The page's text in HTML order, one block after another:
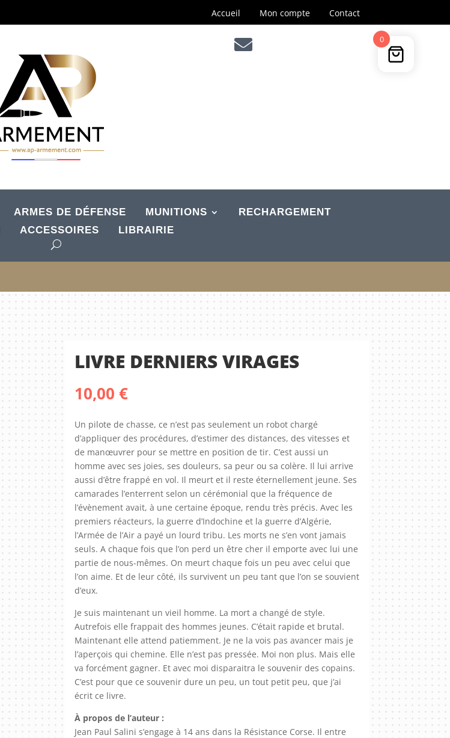
Accueil Mon compte Contact

ARMES DE DÉFENSE MUNITIONS
RECHARGEMENT
ACCESSOIRES LIBRAIRIE
LIVRE DERNIERS VIRAGES
10,00 €
Un pilote de chasse, ce n’est pas seulement un robot chargé
d’appliquer des procédures, d’estimer des distances, des vitesses et
de manœuvrer pour se mettre en position de tir. C’est aussi un
homme avec ses joies, ses douleurs, sa peur ou sa colère. Il lui arrive
aussi d’être frappé en vol. Il meurt et il reste éternellement jeune. Ses
camarades l’enterrent selon un cérémonial que la fréquence de
l’évènement avait, à une certaine époque, rendu très précis. Avec les
premiers réacteurs, la guerre d’Indochine et la guerre d’Algérie,
l’Armée de l’Air a payé un lourd tribu. Les morts ne s’en vont jamais
seuls. A chaque fois que l’on perd un être cher il emporte avec lui une
partie de nous-mêmes. On meurt chaque fois un peu avec celui que
l’on aime. Et de leur côté, ils survivent un peu tant que l’on se souvient
d’eux.
Je suis maintenant un vieil homme. La mort a changé de style.
Autrefois elle frappait des hommes jeunes. C’était rapide et brutal.
Maintenant elle attend patiemment. Je ne la vois pas avancer mais je
l’aperçois qui chemine. Elle n’est pas pressée. Moi non plus. Mais elle
va forcément gagner. Et avec moi disparaitra le souvenir des copains.
C’est pour que ce souvenir dure un peu, un tout petit peu, que j’ai
écrit ce livre.
À propos de l’auteur :
Jean Paul Salini s’engage à 14 ans dans la Résistance Corse. Il entre
0